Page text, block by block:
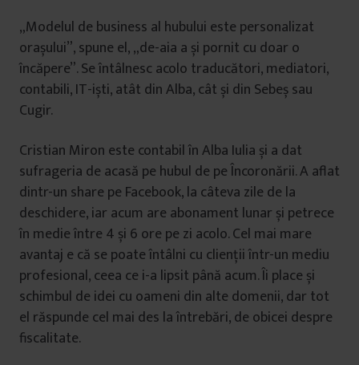
„Modelul de business al hubului este personalizat
orașului”, spune el, „de-aia a și pornit cu doar o
încăpere”. Se întâlnesc acolo traducători, mediatori,
contabili, IT-iști, atât din Alba, cât și din Sebeș sau
Cugir.
Cristian Miron este contabil în Alba Iulia și a dat
sufrageria de acasă pe hubul de pe Încoronării. A aflat
dintr-un share pe Facebook, la câteva zile de la
deschidere, iar acum are abonament lunar și petrece
în medie între 4 și 6 ore pe zi acolo. Cel mai mare
avantaj e că se poate întâlni cu clienții într-un mediu
profesional, ceea ce i-a lipsit până acum. Îi place și
schimbul de idei cu oameni din alte domenii, dar tot
el răspunde cel mai des la întrebări, de obicei despre
fiscalitate.